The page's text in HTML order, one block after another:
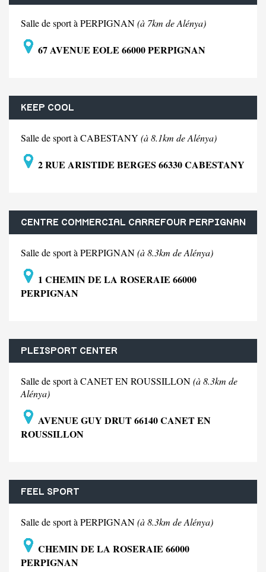
Salle de sport à PERPIGNAN(à 7km de Alénya)
67 AVENUE EOLE 66000 PERPIGNAN
KEEP COOL
Salle de sport à CABESTANY (à 8.1km de Alénya)
2 RUE ARISTIDE BERGES 66330 CABESTANY
CENTRE COMMERCIAL CARREFOUR PERPIGNAN
Salle de sport à PERPIGNAN(à 8.3km de Alénya)
1 CHEMIN DE LA ROSERAIE 66000
PERPIGNAN
PLEISPORT CENTER
Salle de sport à CANET EN ROUSSILLON(à 8.3km de
Alénya)
AVENUE GUY DRUT 66140 CANET EN
ROUSSILLON
FEEL SPORT
Salle de sport à PERPIGNAN(à 8.3km de Alénya)
CHEMIN DE LA ROSERAIE 66000
PERPIGNAN